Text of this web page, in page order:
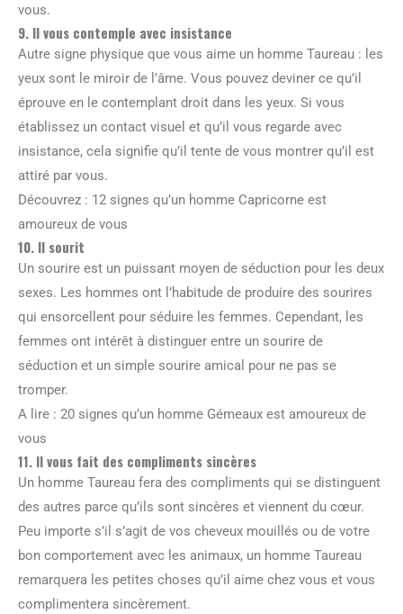
vous.
9. Il vous contemple avec insistance
Autre signe physique que vous aime un homme Taureau : les
yeux sont le miroir de l’âme. Vous pouvez deviner ce qu’il
éprouve en le contemplant droit dans les yeux. Si vous
établissez un contact visuel et qu’il vous regarde avec
insistance, cela signifie qu’il tente de vous montrer qu’il est
attiré par vous.
Découvrez : 12 signes qu’un homme Capricorne est
amoureux de vous
10. Il sourit
Un sourire est un puissant moyen de séduction pour les deux
sexes. Les hommes ont l’habitude de produire des sourires
qui ensorcellent pour séduire les femmes. Cependant, les
femmes ont intérêt à distinguer entre un sourire de
séduction et un simple sourire amical pour ne pas se
tromper.
A lire : 20 signes qu’un homme Gémeaux est amoureux de
vous
11. Il vous fait des compliments sincères
Un homme Taureau fera des compliments qui se distinguent
des autres parce qu’ils sont sincères et viennent du cœur.
Peu importe s’il s’agit de vos cheveux mouillés ou de votre
bon comportement avec les animaux, un homme Taureau
remarquera les petites choses qu’il aime chez vous et vous
complimentera sincèrement.